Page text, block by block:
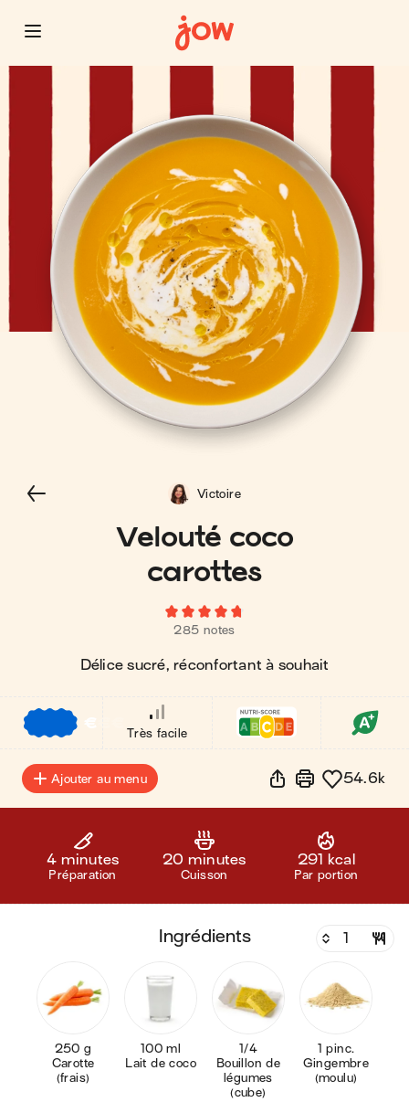
Velouté coco
carottes
285 notes
Délice sucré, réconfortant à souhait
Victoire
€
Très facile
Ajouter au menu 54.6k
4 minutes
Préparation
20 minutes
Cuisson
291 kcal
Par portion
ingrédients
250 g
Carotte
(frais)
100 ml
Lait de coco
1/4
Bouillon de
légumes
(cube)
1 pinc.
Gingembre
(moulu)